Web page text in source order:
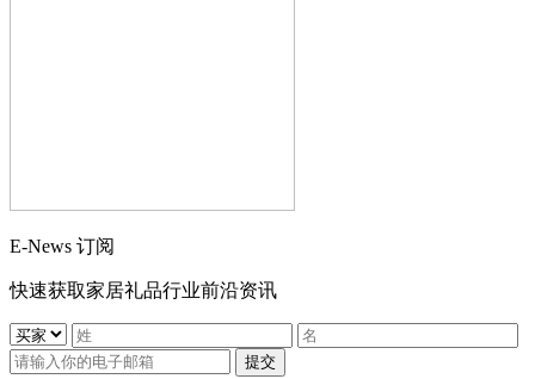
E-News 订阅
快速获取家居礼品行业前沿资讯
提交